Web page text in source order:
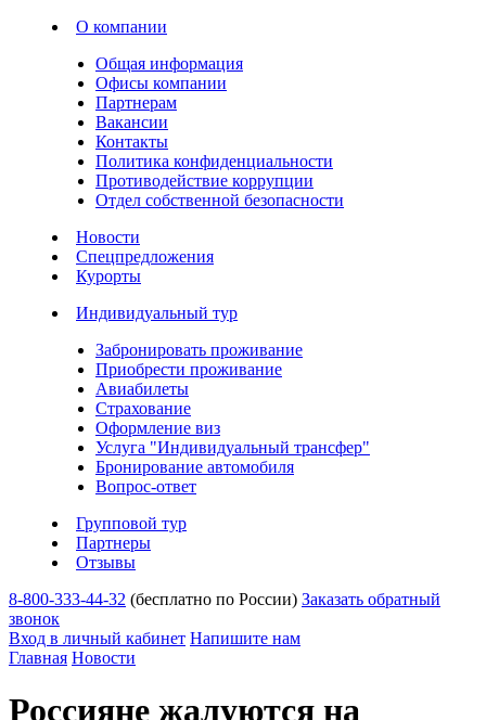
О компании
Общая информация
Офисы компании
Партнерам
Вакансии
Контакты
Политика конфиденциальности
Противодействие коррупции
Отдел собственной безопасности
Новости
Спецпредложения
Курорты
Индивидуальный тур
Забронировать проживание
Приобрести проживание
Авиабилеты
Страхование
Оформление виз
Услуга "Индивидуальный трансфер"
Бронирование автомобиля
Вопрос-ответ
Групповой тур
Партнеры
Отзывы
8-800-333-44-32 (бесплатно по России) Заказать обратный
звонок
Вход в личный кабинет Напишите нам
Главная Новости
Россияне жалуются на